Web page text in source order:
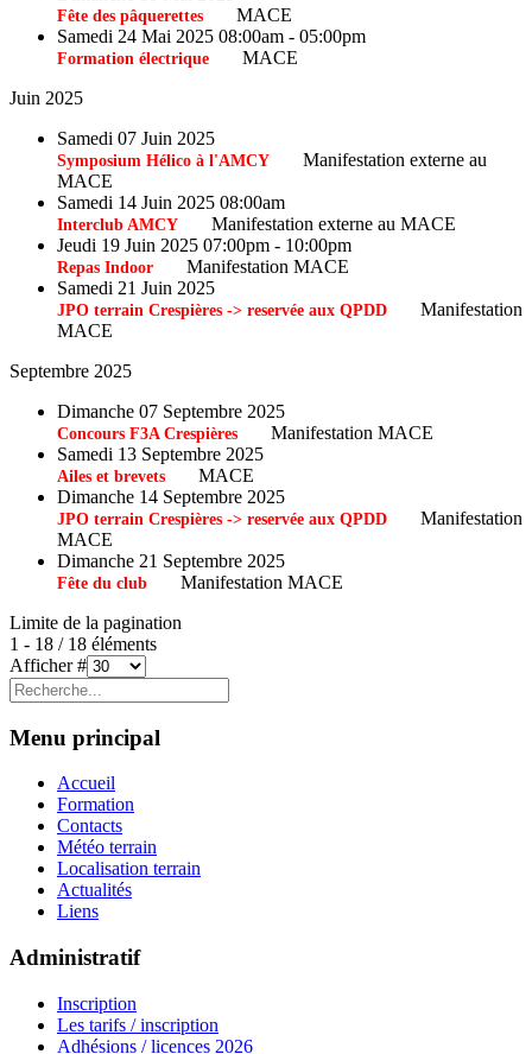
Fête des pâquerettes MACE
Samedi 24 Mai 2025 08:00am - 05:00pm
Formation électrique MACE
Juin 2025
Samedi 07 Juin 2025
Symposium Hélico à l'AMCY Manifestation externe au
MACE
Samedi 14 Juin 2025 08:00am
Interclub AMCY Manifestation externe au MACE
Jeudi 19 Juin 2025 07:00pm - 10:00pm
Repas Indoor Manifestation MACE
Samedi 21 Juin 2025
JPO terrain Crespières -> reservée aux QPDD Manifestation
MACE
Septembre 2025
Dimanche 07 Septembre 2025
Concours F3A Crespières Manifestation MACE
Samedi 13 Septembre 2025
Ailes et brevets MACE
Dimanche 14 Septembre 2025
JPO terrain Crespières -> reservée aux QPDD Manifestation
MACE
Dimanche 21 Septembre 2025
Fête du club Manifestation MACE
Limite de la pagination
1 - 18 / 18 éléments
Afficher #
Menu principal
Accueil
Formation
Contacts
Météo terrain
Localisation terrain
Actualités
Liens
Administratif
Inscription
Les tarifs / inscription
Adhésions / licences 2026